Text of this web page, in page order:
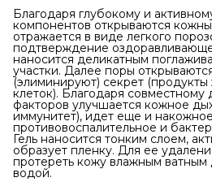
Благодаря глубокому и
компонентов открываются
отражается в виде легкого
подтверждение
наносится деликатным
участки. Далее поры
(элиминируют) секрет
клеток). Благодаря совместному
факторов улучшается кожное
иммунитет), идет еще и накожное
противовоспалительное и
Гель наносится тонким слоем,
образует пленку. Для ее
протереть кожу влажным ватным
водой.